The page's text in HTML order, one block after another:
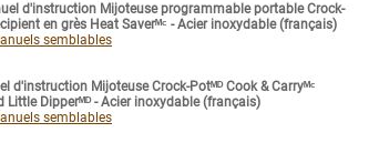
d'instruction Mijoteuse programmable portable Crock-
en grès Heat Saverᴹᶜ - Acier inoxydable (français)
semblables
d'instruction Mijoteuse Crock-Potᴹᴰ Cook & Carryᴹᶜ
Little Dipperᴹᴰ - Acier inoxydable (français)
semblables